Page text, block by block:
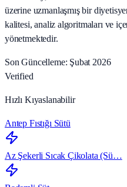
üzerine uzmanlaşmış bir
kalitesi, analiz algoritmaları ve
yönetmektedir.
Son Güncelleme: Şubat 2026
Verified
Hızlı Kıyaslanabilir
Antep Fıstığı Sütü
Az Şekerli Sıcak Çikolata (Sü…